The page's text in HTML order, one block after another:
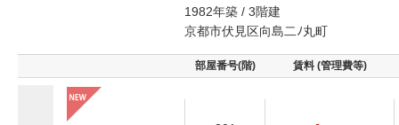
1982年築 / 3階建
京都市伏見区向島二ﾉ丸町
部屋番号(階) 賃料 (管理費等)